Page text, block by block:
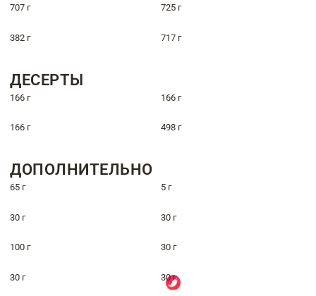
707 г 725 г
382 г 717 г
ДЕСЕРТЫ
166 г 166 г
166 г 498 г
ДОПОЛНИТЕЛЬНО
65 г 5 г
30 г 30 г
100 г 30 г
30 г 30 г